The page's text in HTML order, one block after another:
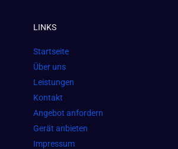
b
o
o
k
m
LINKS
Startseite
Über uns
Leistungen
Kontakt
Angebot anfordern
Gerät anbieten
Impressum